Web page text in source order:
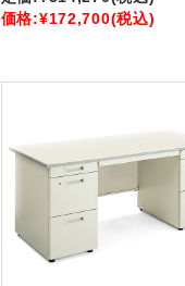
価格:¥172,700(税込)